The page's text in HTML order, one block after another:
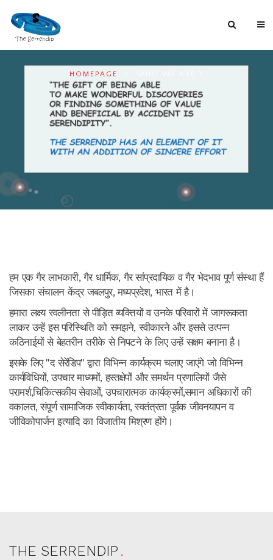
HOMEPAGE
हम एक गैर लाभकारी, गैर धार्मिक, गैर सांप्रदायिक व गैर भेदभाव पूर्ण संस्था हैं
जिसका संचालन केंद्र जबलपुर, मध्यप्रदेश, भारत में है।
हमारा लक्ष्य स्वलीनता से पीड़ित व्यक्तियों व उनके परिवारों में जागरूकता
लाकर उन्हें इस परिस्थिति को समझने, स्वीकारने और इससे उत्पन्न
कठिनाईयों से बेहतरीन तरीके से निपटने के लिए उन्हें सक्षम बनाना है।
इसके लिए "द सेरेंडिप" द्वारा विभिन्न कार्यक्रम चलाए जाएंगे जो विभिन्न
कार्यविधियों, उपचार माध्यमों, हस्तक्षेपों और समर्थन प्रणालियों जैसे
परामर्श,चिकित्सकीय सेवाओं, उपचारात्मक कार्यक्रमों,समान अधिकारों की
वकालत, संपूर्ण सामाजिक स्वीकार्यता, स्वतंत्रता पूर्वक जीवनयापन व
जीविकोपार्जन इत्यादि का विजातीय मिश्रण होंगे।
THE SERRENDIP